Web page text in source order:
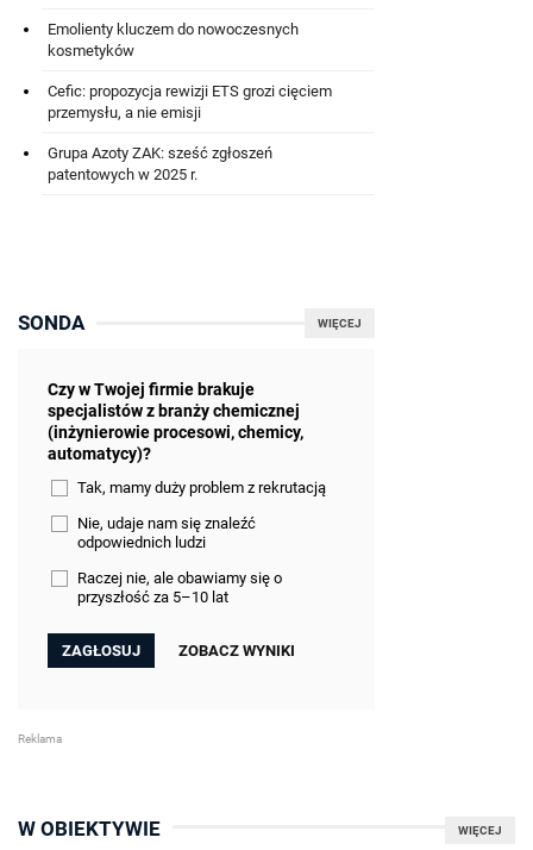
Emolienty kluczem do nowoczesnych
kosmetyków
Cefic: propozycja rewizji ETS grozi cięciem
przemysłu, a nie emisji
Grupa Azoty ZAK: sześć zgłoszeń
patentowych w 2025 r.
WIĘCEJ
SONDA
Czy w Twojej firmie brakuje
specjalistów z branży chemicznej
(inżynierowie procesowi, chemicy,
automatycy)?
Tak, mamy duży problem z rekrutacją
Nie, udaje nam się znaleźć
odpowiednich ludzi
Raczej nie, ale obawiamy się o
przyszłość za 5–10 lat
ZOBACZ WYNIKI
WIĘCEJ
W OBIEKTYWIE